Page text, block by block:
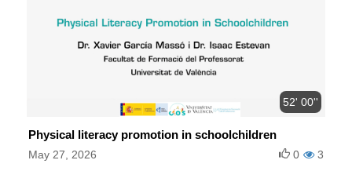
52' 00''
Physical literacy promotion in schoolchildren
May 27, 2026 3
0